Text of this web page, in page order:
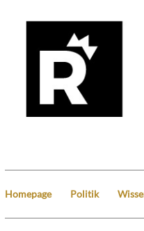
Homepage Politik